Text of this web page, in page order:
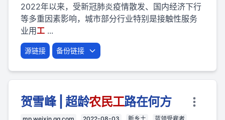
2022年以来，受新冠肺炎疫情散发、国内经济下行
等多重因素影响，城市部分行业特别是接触性服务
业用工 ...
源链接 备份链接
贺雪峰 | 超龄农民工路在何方